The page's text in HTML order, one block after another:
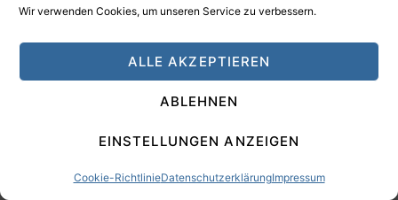
Wir verwenden Cookies, um unseren Service zu verbessern.
ALLE AKZEPTIEREN
ABLEHNEN
EINSTELLUNGEN ANZEIGEN
Cookie-RichtlinieDatenschutzerklärungImpressum
Ähnliche Beiträge